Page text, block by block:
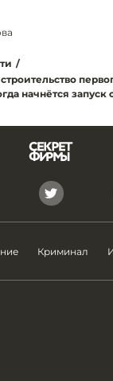
/
начнётся запуск
Криминал